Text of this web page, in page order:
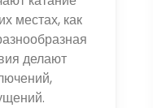
местах, как
делают